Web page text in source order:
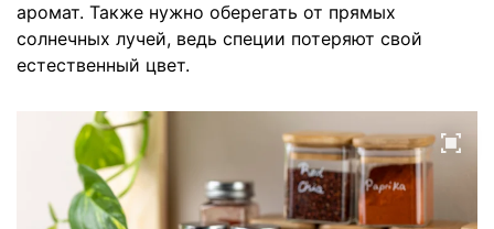
аромат. Также нужно оберегать от прямых
солнечных лучей, ведь специи потеряют свой
естественный цвет.